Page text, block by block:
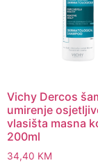
Vichy Dercos
umirenje
vlasišta masna
200ml
34,40 KM